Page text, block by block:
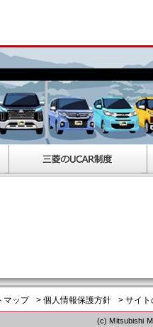
マップ > 個人情報保護方針 > サイト
(c) Mitsubishi